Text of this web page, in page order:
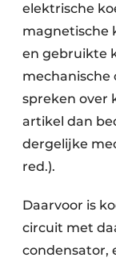
elek­trische
magnetische
en gebruikte
mechanische
spreken over
artikel dan
dergelijke
red.).
Daarvoor is
circuit met
condensator,